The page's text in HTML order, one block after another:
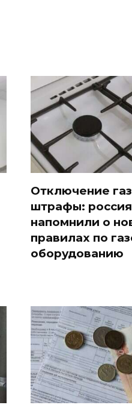
Отключение
штрафы:
напомнили о
правилах по
оборудованию